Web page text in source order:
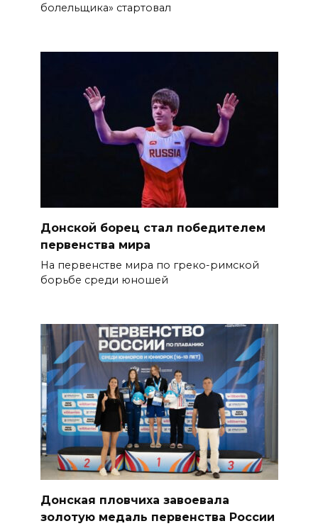
болельщика» стартовал
Донской борец стал победителем
первенства мира
На первенстве мира по греко-римской
борьбе среди юношей
Донская пловчиха завоевала
золотую медаль первенства России